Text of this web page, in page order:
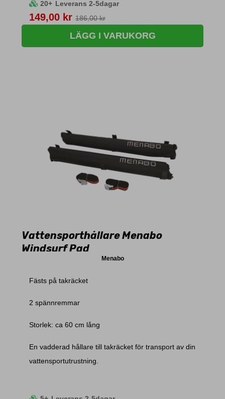
20+ Leverans 2-5dagar
Pris
149,00 kr 186,00 kr
LÄGG I VARUKORG
Vattensporthållare Menabo
Windsurf Pad
Menabo
Fästs på takräcket
2 spännremmar
Storlek: ca 60 cm lång
En vadderad hållare till takräcket för transport av din
vattensportutrustning.